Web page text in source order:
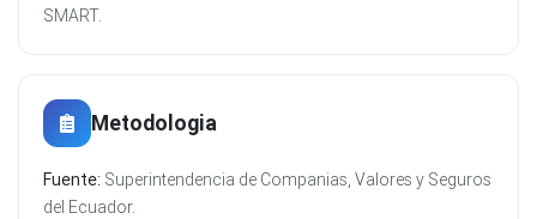
SMART.
Metodologia
Fuente: Superintendencia de Companias, Valores y Seguros
del Ecuador.